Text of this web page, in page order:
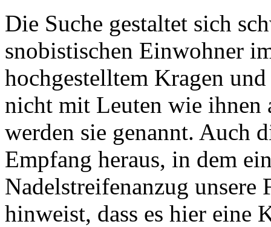
Die Suche gestaltet sich
snobistischen Einwohner
hochgestelltem Kragen
nicht mit Leuten wie ihnen
werden sie genannt. Auch
Empfang heraus, in dem
Nadelstreifenanzug
hinweist, dass es hier eine